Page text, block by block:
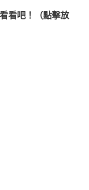
看吧！（點擊放